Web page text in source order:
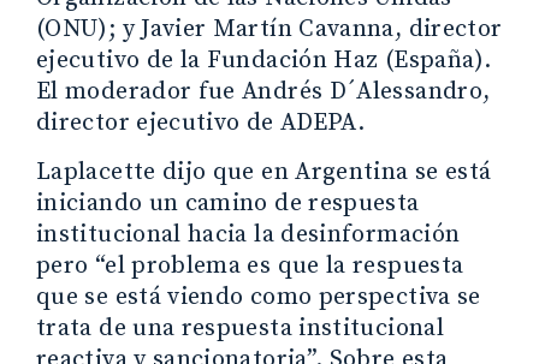
(ONU); y Javier Martín Cavanna, director
ejecutivo de la Fundación Haz (España).
El moderador fue Andrés D´Alessandro,
director ejecutivo de ADEPA.
Laplacette dijo que en Argentina se está
iniciando un camino de respuesta
institucional hacia la desinformación
pero “el problema es que la respuesta
que se está viendo como perspectiva se
trata de una respuesta institucional